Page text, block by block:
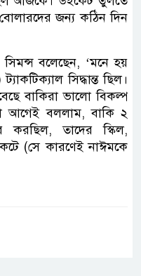
জন্য কঠিন দিন
বলেছেন, ‘মনে হয়
সিদ্ধান্ত ছিল।
বাকিরা ভালো বিকল্প
আগেই বললাম, বাকি ২
করছিল, তাদের স্কিল,
(সে কারণেই নাঈমকে